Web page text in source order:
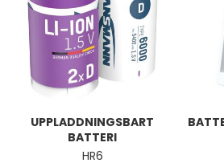
UPPLADDNINGSBART
BATTERI
HR6